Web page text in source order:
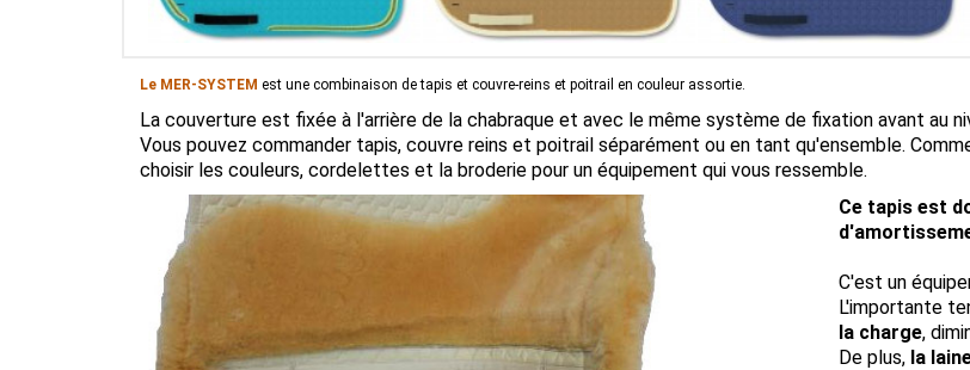
Le MER-SYSTEM est une combinaison de tapis et couvre-reins et poitrail en couleur assortie.
La couverture est fixée à l'arrière de la chabraque et avec le même système de fixation avant au
Vous pouvez commander tapis, couvre reins et poitrail séparément ou en tant qu'ensemble.
choisir les couleurs, cordelettes et la broderie pour un équipement qui vous ressemble.
Ce tapis est
C'est un
L'importante
la charge,
De plus, la